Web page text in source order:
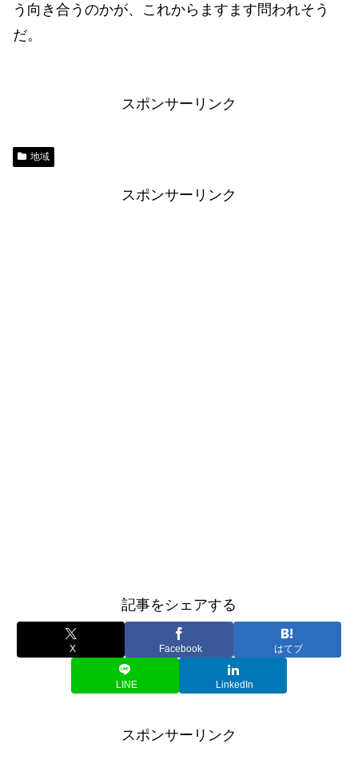
う向き合うのかが、これからますます問われそう
だ。
スポンサーリンク
地域
スポンサーリンク
記事をシェアする
X Facebook はてブ
LINE LinkedIn
スポンサーリンク